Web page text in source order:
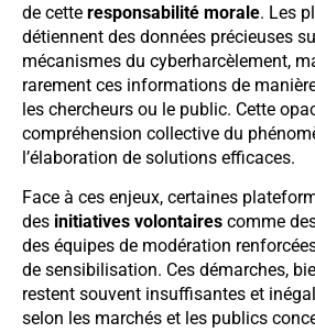
de cette responsabilité morale. Les
détiennent des données précieuses
mécanismes du cyberharcèlement,
rarement ces informations de
les chercheurs ou le public. Cette
compréhension collective du
l’élaboration de solutions efficaces.
Face à ces enjeux, certaines
des initiatives volontaires comme
des équipes de modération
de sensibilisation. Ces démarches,
restent souvent insuffisantes et
selon les marchés et les publics